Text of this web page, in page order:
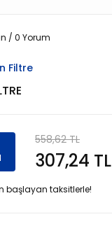
/ 0 Yorum
Filtre
558,62 TL
307,24 TL
başlayan taksitlerle!